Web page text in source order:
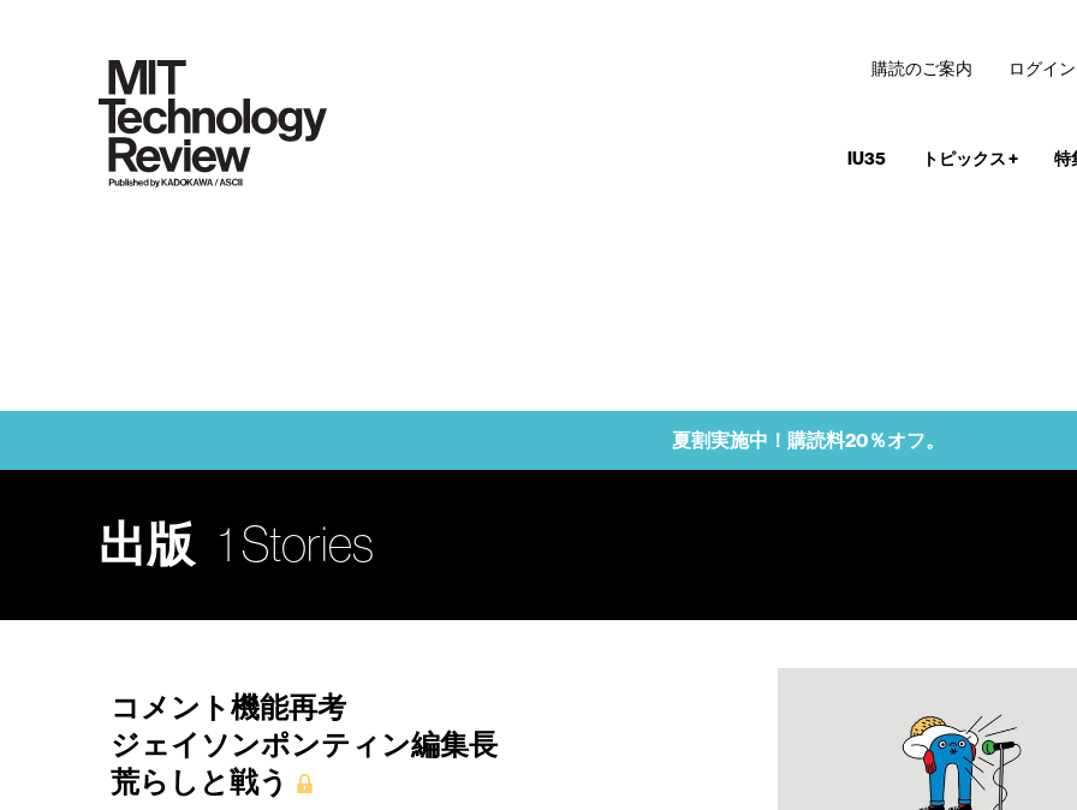
IU35 トピックス+ 特
購読のご案内 ログイン
夏割実施中！購読料20％オフ。
出版 1 Stories
コメント機能再考
ジェイソンポンティン編集長
荒らしと戦う